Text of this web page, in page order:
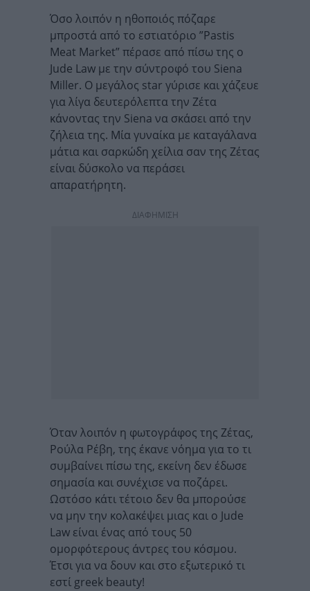
Όσο λοιπόν η ηθοποιός πόζαρε
μπροστά από το εστιατόριο ”Pastis
Meat Market” πέρασε από πίσω της ο
Jude Law με την σύντροφό του Siena
Miller. Ο μεγάλος star γύρισε και χάζευε
για λίγα δευτερόλεπτα την Ζέτα
κάνοντας την Siena να σκάσει από την
ζήλεια της. Μία γυναίκα με καταγάλανα
μάτια και σαρκώδη χείλια σαν της Ζέτας
είναι δύσκολο να περάσει
απαρατήρητη.
ΔΙΑΦΗΜΙΣΗ
Όταν λοιπόν η φωτογράφος της Ζέτας,
Ρούλα Ρέβη, της έκανε νόημα για το τι
συμβαίνει πίσω της, εκείνη δεν έδωσε
σημασία και συνέχισε να ποζάρει.
Ωστόσο κάτι τέτοιο δεν θα μπορούσε
να μην την κολακέψει μιας και ο Jude
Law είναι ένας από τους 50
ομορφότερους άντρες του κόσμου.
Έτσι για να δουν και στο εξωτερικό τι
εστί greek beauty!